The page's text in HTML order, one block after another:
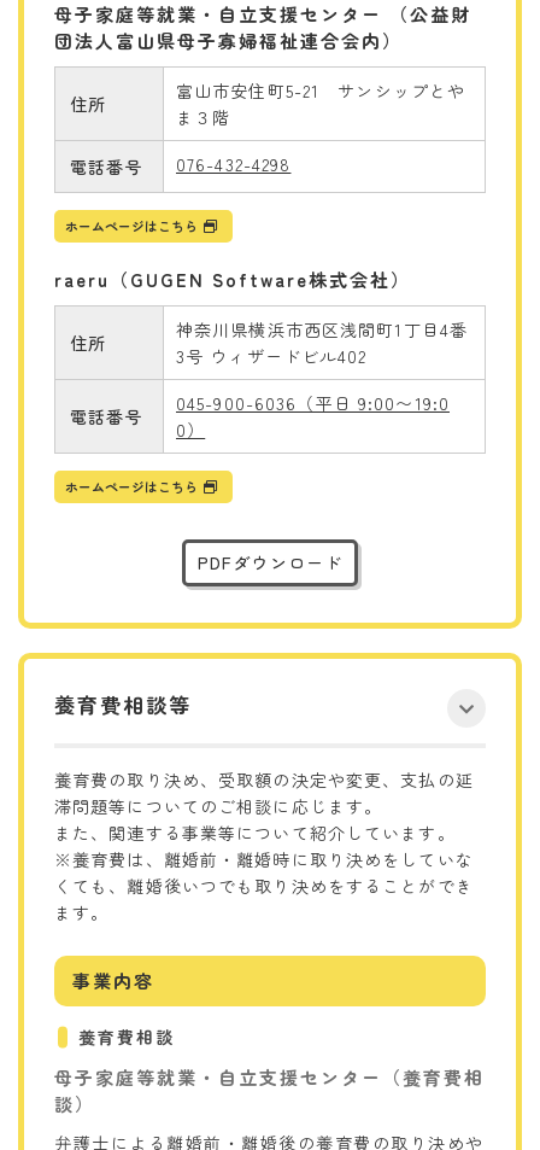
母子家庭等就業・自立支援センター （公益財
団法人富山県母子寡婦福祉連合会内）
住所
富山市安住町5-21 サンシップとや
ま３階
電話番号 076-432-4298
ホームページはこちら
raeru（GUGEN Software株式会社）
住所
神奈川県横浜市西区浅間町1丁目4番
3号 ウィザードビル402
電話番号
045-900-6036（平日 9:00〜19:0
0）
ホームページはこちら
PDFダウンロード
養育費相談等
養育費の取り決め、受取額の決定や変更、支払の延
滞問題等についてのご相談に応じます。
また、関連する事業等について紹介しています。
※養育費は、離婚前・離婚時に取り決めをしていな
くても、離婚後いつでも取り決めをすることができ
ます。
事業内容
養育費相談
母子家庭等就業・自立支援センター（養育費相
談）
弁護士による離婚前・離婚後の養育費の取り決めや